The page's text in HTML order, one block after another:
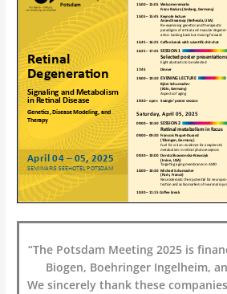
“The Potsdam Meeting 2025 is
Biogen, Boehringer Ingelheim,
We sincerely thank these